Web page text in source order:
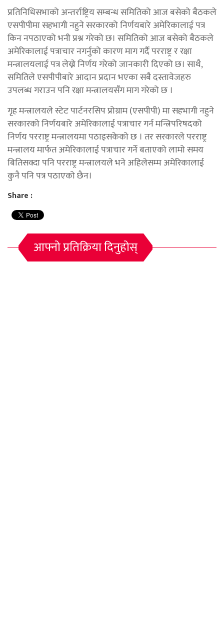
प्रतिनिधिसभाको अन्तर्राष्ट्रिय सम्बन्ध समितिको आज बसेको बैठकले
एसपीपीमा सहभागी नहुने सरकारको निर्णयबारे अमेरिकालाई पत्र
किन नपठाएको भनी प्रश्न गरेको छ। समितिको आज बसेको बैठकले
अमेरिकालाई पत्राचार नगर्नुको कारण माग गर्दै परराष्ट्र र रक्षा
मन्त्रालयलाई पत्र लेख्ने निर्णय गरेको जानकारी दिएको छ। साथै,
समितिले एसपीपीबारे आदान प्रदान भएका सबै दस्तावेजहरु
उपलब्ध गराउन पनि रक्षा मन्त्रालयसँग माग गरेको छ ।
गृह मन्त्रालयले स्टेट पार्टनरसिप प्रोग्राम (एसपीपी) मा सहभागी नहुने
सरकारको निर्णयबारे अमेरिकालाई पत्राचार गर्न मन्त्रिपरिषदको
निर्णय परराष्ट्र मन्त्रालयमा पठाइसकेको छ । तर सरकारले परराष्ट्र
मन्त्रालय मार्फत अमेरिकालाई पत्राचार गर्ने बताएको लामो समय
बितिसक्दा पनि परराष्ट्र मन्त्रालयले भने अहिलेसम्म अमेरिकालाई
कुनै पनि पत्र पठाएको छैन।
Share :
आफ्नो प्रतिक्रिया दिनुहोस्